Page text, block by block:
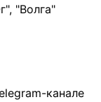
"Волга"
канале